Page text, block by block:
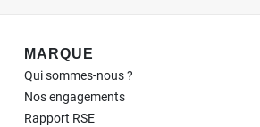
Navigation de pied de page
MARQUE
Qui sommes-nous ?
Nos engagements
Rapport RSE